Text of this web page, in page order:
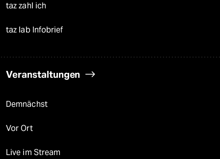
taz zahl ich
taz lab Infobrief
Veranstaltungen
Demnächst
Vor Ort
Live im Stream